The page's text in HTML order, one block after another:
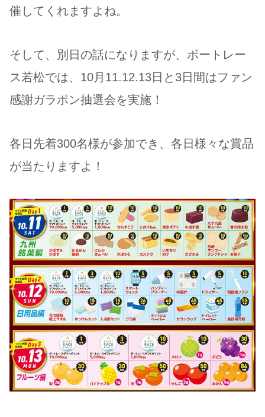
催してくれますよね。
そして、別日の話になりますが、ボートレー
ス若松では、10月11.12.13日と3日間はファン
感謝ガラポン抽選会を実施！
各日先着300名様が参加でき、各日様々な賞品
が当たりますよ！